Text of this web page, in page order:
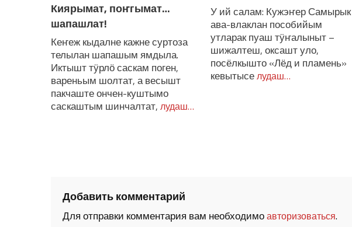
Киярымат, поҥгымат…
шапашлат!
Кеҥеж кыдалне кажне суртоза
телылан шапашым ямдыла.
Иктышт тӱрлӧ саскам поген,
вареньым шолтат, а весышт
пакчаште ончен-куштымо
саскаштым шинчалтат, лудаш…
У ий салам: Кужэҥер Самырык
ава-влаклан пособийым
утларак пуаш тӱҥалыныт –
шижалтеш, оксашт уло,
посёлкышто «Лёд и пламень»
кевытыселудаш…
Добавить комментарий
Для отправки комментария вам необходимоавторизоваться.